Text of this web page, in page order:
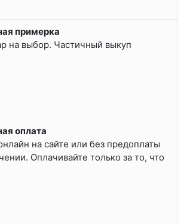
примерка
на выбор. Частичный выкуп
оплата
на сайте или без предоплаты
Оплачивайте только за то, что